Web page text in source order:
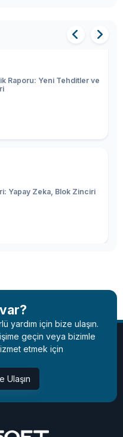
Raporu: Yeni Tehditler ve
Yapay Zeka, Blok Zinciri
var?
yardım için bize ulaşın.
geçin veya bizimle
etmek için
Ulaşın